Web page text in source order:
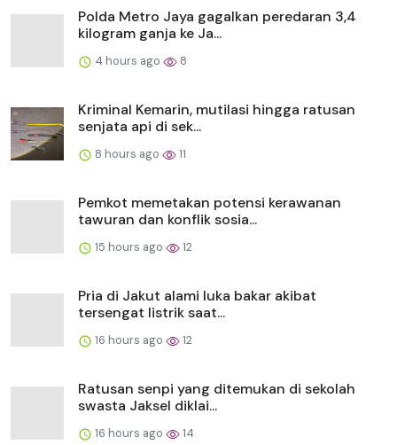
Polda Metro Jaya gagalkan peredaran 3,4
kilogram ganja ke Ja...
4 hours ago 8
Kriminal Kemarin, mutilasi hingga ratusan
senjata api di sek...
8 hours ago 11
Pemkot memetakan potensi kerawanan
tawuran dan konflik sosia...
15 hours ago 12
Pria di Jakut alami luka bakar akibat
tersengat listrik saat...
16 hours ago 12
Ratusan senpi yang ditemukan di sekolah
swasta Jaksel diklai...
16 hours ago 14